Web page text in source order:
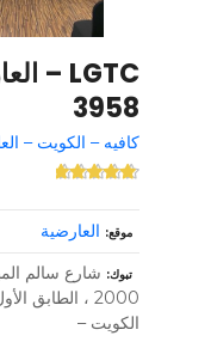
3958
كافيه – الكويت –
موقع العارضية
تبوك
شارع سالم
الكويت –